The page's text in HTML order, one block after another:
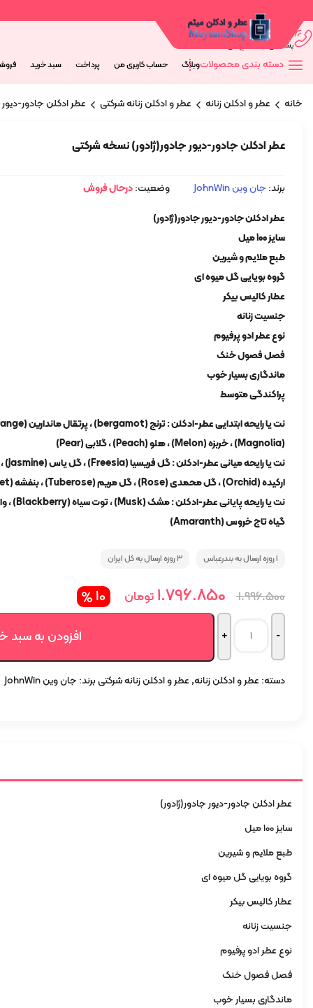
09044673563
پشتیانی از 9 صبح الی 20 شب
دسته بندی محصولاتوبلاگ حساب کاربری من پرداخت سبد خرید
خانه عطر و ادکلن زنانه عطر و ادکلن زنانه شرکتی عطر ادکلن جادور-
عطر ادکلن جادور-دیور جادور(ژادور) نسخه شرکتی
برند:جان وین JohnWin وضعیت:درحال فروش
عطر ادکلن جادور-دیور جادور(ژادور)
سایز 100 میل
طبع ملایم و شیرین
گروه بویایی گل میوه ای
عطار کالیس بیکر
جنسیت زنانه
نوع عطر ادو پرفیوم
فصل فصول خنک
ماندگاری بسیار خوب
پراکندگی متوسط
(Magnolia) ، خربزه (Melon) ، هلو (Peach) ، گلابی (Pear)
ارکیده (Orchid) ، گل محمدی (Rose) ، گل مریم (Tuberose) ، بنفشه (Violet) ، آلو (Plum)
گیاه تاج خروس (Amaranth)
1 روزه ارسال به بندرعباس 3 روزه ارسال به کل ایران
1.996.500
قیمت
اصلی:
1.996.500 تومان
1.796.850 تومان 10
قیمت
فعلی:
1.796.850 تومان.
افزودن به سبد
دسته: عطر و ادکلن زنانه, عطر و ادکلن زنانه شرکتیبرند:جان وین JohnWin
عطر ادکلن جادور-دیور جادور(ژادور)
سایز 100 میل
طبع ملایم و شیرین
گروه بویایی گل میوه ای
عطار کالیس بیکر
جنسیت زنانه
نوع عطر ادو پرفیوم
فصل فصول خنک
ماندگاری بسیار خوب